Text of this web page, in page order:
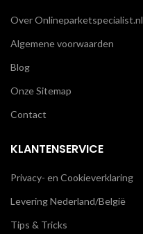
Over Onlineparketspecialist.nl
Algemene voorwaarden
Blog
Onze Sitemap
Contact
KLANTENSERVICE
Privacy- en Cookieverklaring
Levering Nederland/België
Tips & Tricks